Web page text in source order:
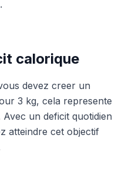
calorique
devez creer un
3 kg, cela represente
un deficit quotidien
atteindre cet objectif